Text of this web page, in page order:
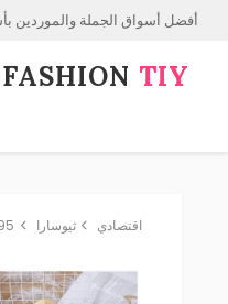
أفضل أسواق الجملة والموردين
FASHION⁠ TIY
اقتصادي ثيوسارا